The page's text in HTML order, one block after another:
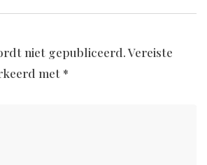
niet gepubliceerd.Vereiste
met *